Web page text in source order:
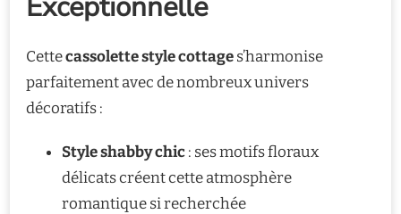
Exceptionnelle
Cettecassolette style cottages’harmonise
parfaitement avec de nombreux univers
décoratifs :
Style shabby chic: ses motifs floraux
délicats créent cette atmosphère
romantique si recherchée